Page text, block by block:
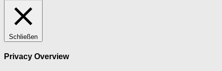
Schließen
Privacy Overview